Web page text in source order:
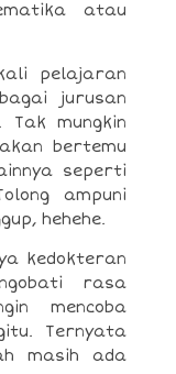
atau
pelajaran
jurusan
mungkin
bertemu
seperti
ampuni
hehehe.
kedokteran
rasa
mencoba
Ternyata
masih ada